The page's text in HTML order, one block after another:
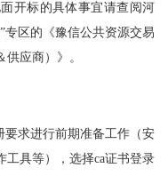
开标的具体事宜请查阅河
专区的《豫信公共资源交易
应商）》。
要求进行前期准备工作（安
工具等），选择ca证书登录